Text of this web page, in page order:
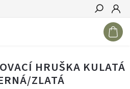
Hledat
HRUŠKA KULATÁ
ZLATÁ